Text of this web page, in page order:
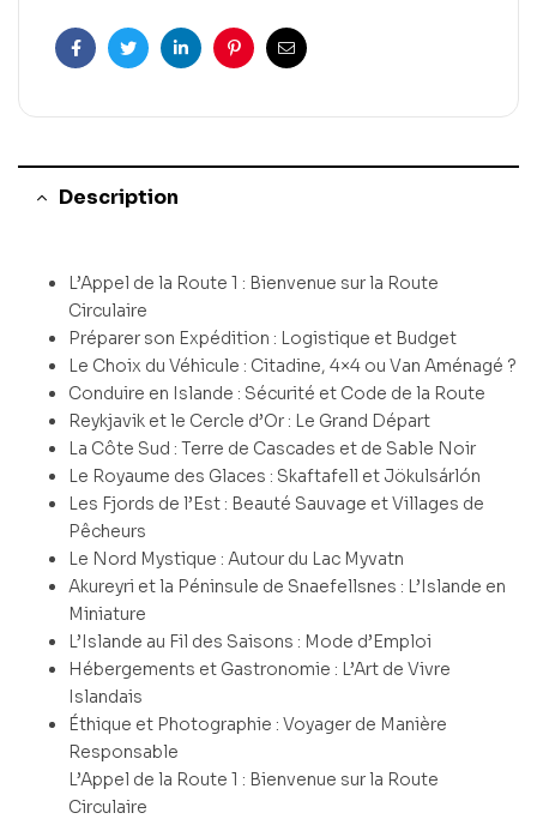
FacebookTwitterLinkedinPinterestEmail
Description
L’Appel de la Route 1 : Bienvenue sur la Route
Circulaire
Préparer son Expédition : Logistique et Budget
Le Choix du Véhicule : Citadine, 4×4 ou Van Aménagé ?
Conduire en Islande : Sécurité et Code de la Route
Reykjavik et le Cercle d’Or : Le Grand Départ
La Côte Sud : Terre de Cascades et de Sable Noir
Le Royaume des Glaces : Skaftafell et Jökulsárlón
Les Fjords de l’Est : Beauté Sauvage et Villages de
Pêcheurs
Le Nord Mystique : Autour du Lac Myvatn
Akureyri et la Péninsule de Snaefellsnes : L’Islande en
Miniature
L’Islande au Fil des Saisons : Mode d’Emploi
Hébergements et Gastronomie : L’Art de Vivre
Islandais
Éthique et Photographie : Voyager de Manière
Responsable
L’Appel de la Route 1 : Bienvenue sur la Route
Circulaire